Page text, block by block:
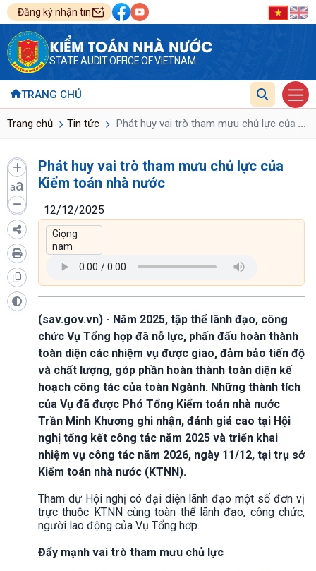
Đăng ký nhận tin
KIỂM TOÁN NHÀ NƯỚC
STATE AUDIT OFFICE OF VIETNAM
TRANG CHỦ
Trang chủ Tin tức Phát huy vai trò tham mưu chủ lực của ...
aa
Phát huy vai trò tham mưu chủ lực của
Kiểm toán nhà nước
12/12/2025
(sav.gov.vn) - Năm 2025, tập thể lãnh đạo, công
chức Vụ Tổng hợp đã nỗ lực, phấn đấu hoàn thành
toàn diện các nhiệm vụ được giao, đảm bảo tiến độ
và chất lượng, góp phần hoàn thành toàn diện kế
hoạch công tác của toàn Ngành. Những thành tích
của Vụ đã được Phó Tổng Kiểm toán nhà nước
Trần Minh Khương ghi nhận, đánh giá cao tại Hội
nghị tổng kết công tác năm 2025 và triển khai
nhiệm vụ công tác năm 2026, ngày 11/12, tại trụ sở
Kiểm toán nhà nước (KTNN).
Tham dự Hội nghị có đại diện lãnh đạo một số đơn vị
trực thuộc KTNN cùng toàn thể lãnh đạo, công chức,
người lao động của Vụ Tổng hợp.
Đẩy mạnh vai trò tham mưu chủ lực